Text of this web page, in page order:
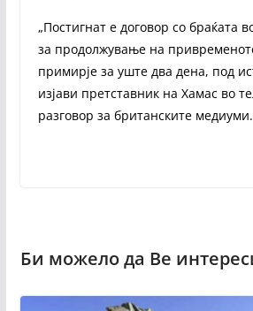
„Постигнат е договор со браќата
за продолжување на
примирје за уште два дена, под
изјави претставник на Хамас во
разговор за британските медиуми.